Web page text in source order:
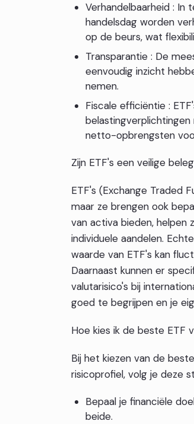
Verhandelbaarheid : In
handelsdag worden
op de beurs, wat
Transparantie : De
eenvoudig inzicht
nemen.
Fiscale efficiëntie :
netto-opbrengsten
Zijn ETF's een veilige
ETF's (Exchange Traded
maar ze brengen ook
van activa bieden, helpen
individuele aandelen.
waarde van ETF's kan
Daarnaast kunnen er
valutarisico's bij
goed te begrijpen en je
Hoe kies ik de beste ETF
Bij het kiezen van de
risicoprofiel, volg je deze
Bepaal je financiële
beide.